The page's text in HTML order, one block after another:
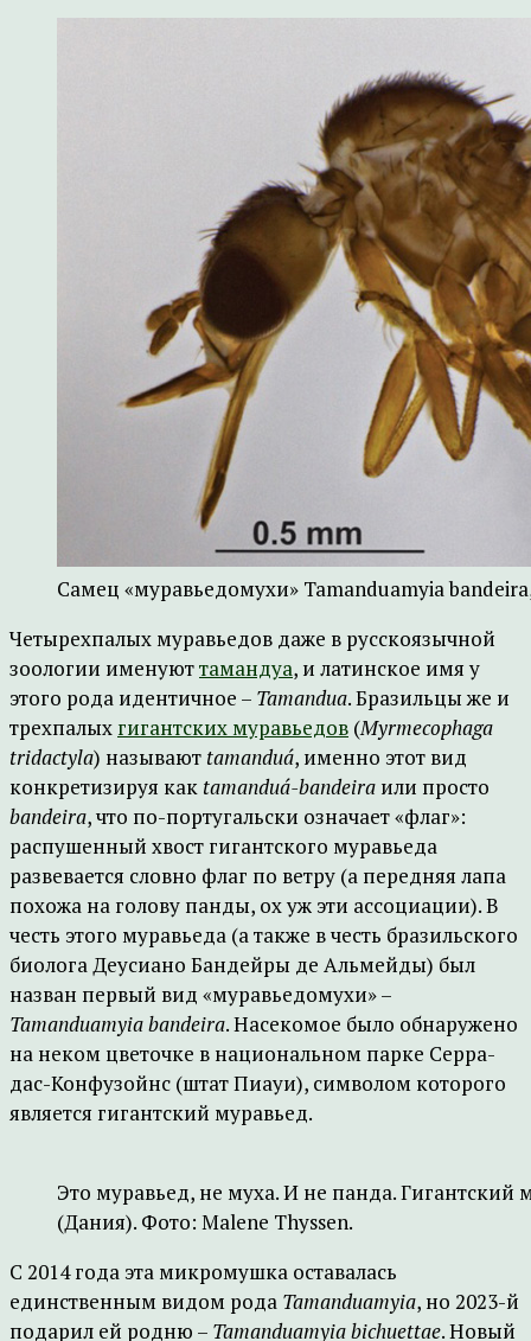
Самец «муравьедомухи» Tamanduamyia
Четырехпалых муравьедов даже в русскоязычной
зоологии именуюттамандуа, и латинское имя у
этого рода идентичное – Tamandua. Бразильцы же и
трехпалых гигантских муравьедов (Myrmecophaga
tridactyla) называют tamanduá, именно этот вид
конкретизируя как tamanduá-bandeira или просто
bandeira, что по-португальски означает «флаг»:
распушенный хвост гигантского муравьеда
развевается словно флаг по ветру (а передняя лапа
похожа на голову панды, ох уж эти ассоциации). В
честь этого муравьеда (а также в честь бразильского
биолога Деусиано Бандейры де Альмейды) был
назван первый вид «муравьедомухи» –
Tamanduamyia bandeira. Насекомое было обнаружено
на неком цветочке в национальном парке Серра-
дас-Конфузойнс (штат Пиауи), символом которого
является гигантский муравьед.
Это муравьед, не муха. И не панда. Гигантский
(Дания). Фото: Malene Thyssen.
С 2014 года эта микромушка оставалась
единственным видом рода Tamanduamyia, но 2023-й
подарил ей родню – Tamanduamyia bichuettae. Новый